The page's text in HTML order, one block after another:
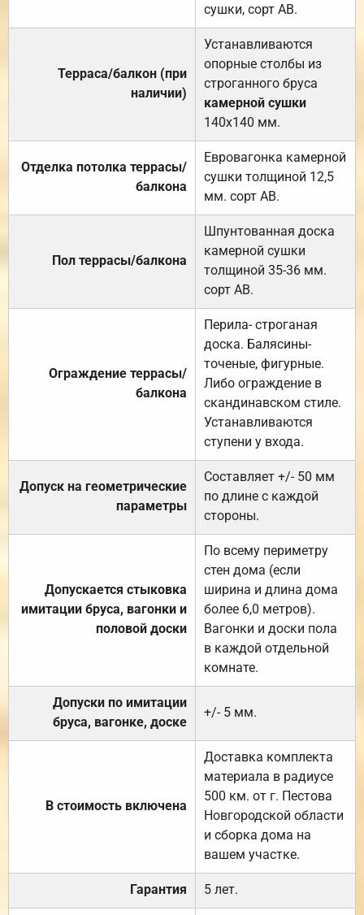
сушки, сорт АВ.
Терраса/балкон (при
наличии)
Устанавливаются
опорные столбы из
строганного бруса
камерной сушки
140х140 мм.
Отделка потолка террасы/
балкона
Евровагонка камерной
сушки толщиной 12,5
мм. сорт АВ.
Пол террасы/балкона
Шпунтованная доска
камерной сушки
толщиной 35-36 мм.
сорт АВ.
Ограждение террасы/
балкона
Перила- строганая
доска. Балясины-
точеные, фигурные.
Либо ограждение в
скандинавском стиле.
Устанавливаются
ступени у входа.
Допуск на геометрические
параметры
Составляет +/- 50 мм
по длине с каждой
стороны.
Допускается стыковка
имитации бруса, вагонки и
половой доски
По всему периметру
стен дома (если
ширина и длина дома
более 6,0 метров).
Вагонки и доски пола
в каждой отдельной
комнате.
Допуски по имитации
бруса, вагонке, доске
+/- 5 мм.
В стоимость включена
Доставка комплекта
материала в радиусе
500 км. от г. Пестова
Новгородской области
и сборка дома на
вашем участке.
Гарантия 5 лет.